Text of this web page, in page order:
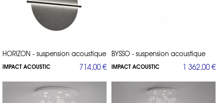
HORIZON - suspension acoustique
IMPACT ACOUSTIC 714,00 €
BYSSO - suspension acoustique
IMPACT ACOUSTIC 1 362,00 €